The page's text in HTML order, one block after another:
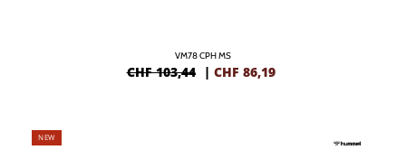
VM78 CPH MS
CHF 103,44 | CHF 86,19
NEW